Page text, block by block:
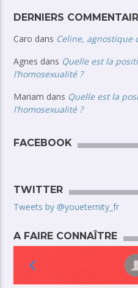
DERNIERS
Caro dans Celine, agnostique
Agnes dans Quelle est la
l’homosexualité ?
Mariam dans Quelle est la
l’homosexualité ?
FACEBOOK
TWITTER
Tweets by @youeternity_fr
A FAIRE CONNAÎTRE